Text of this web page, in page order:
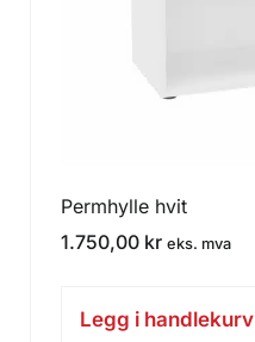
Permhylle hvit
1.750,00 kr eks. mva
Legg i handlekurv